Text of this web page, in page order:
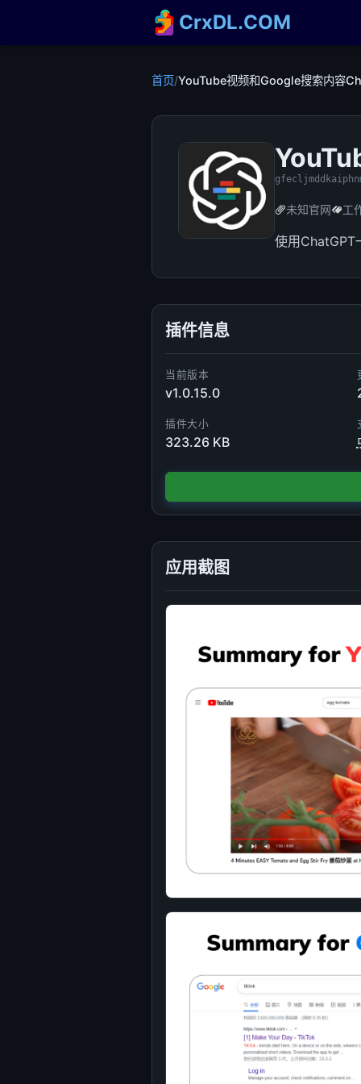
CrxDL.COM
首页/YouTube视频和Google搜索内容
未知官网 工
使用ChatGPT
插件信息
当前版本
v1.0.15.0
插件大小
323.26 KB
应用截图